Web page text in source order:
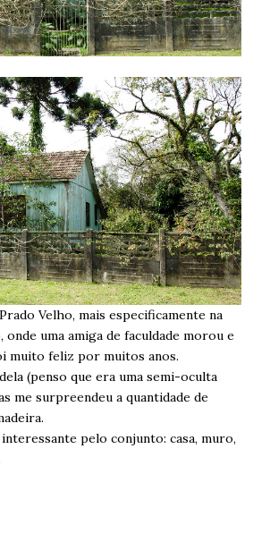
Velho, mais especificamente na
onde uma amiga de faculdade morou e
muito feliz por muitos anos.
(penso que era uma semi-oculta
me surpreendeu a quantidade de
pelo conjunto: casa, muro,